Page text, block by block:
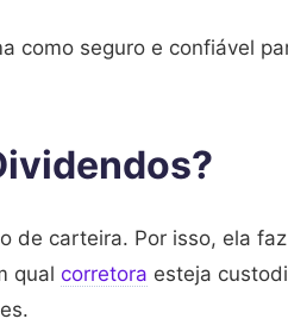
como seguro e confiável
de carteira. Por isso, ela
qual corretora esteja